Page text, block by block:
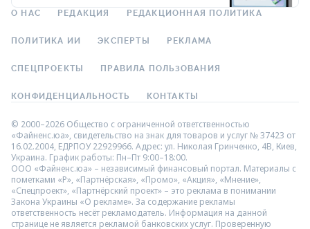
О НАС РЕДАКЦИЯ РЕДАКЦИОННАЯ ПОЛИТИКА
ПОЛИТИКА ИИ ЭКСПЕРТЫ РЕКЛАМА
СПЕЦПРОЕКТЫ ПРАВИЛА ПОЛЬЗОВАНИЯ
КОНФИДЕНЦИАЛЬНОСТЬ КОНТАКТЫ
© 2000–2026 Общество с ограниченной ответственностью
«Файненс.юа», свидетельство на знак для товаров и услуг № 37423 от
16.02.2004, ЕДРПОУ 22929966. Адрес: ул. Николая Гринченко, 4В, Киев,
Украина. График работы: Пн–Пт 9:00–18:00.
ООО «Файненс.юа» – независимый финансовый портал. Материалы с
пометками «Р», «Партнёрская», «Промо», «Акция», «Мнение»,
«Спецпроект», «Партнёрский проект» – это реклама в понимании
Закона Украины «О рекламе». За содержание рекламы
ответственность несёт рекламодатель. Информация на данной
странице не является рекламой банковских услуг. Проверенную